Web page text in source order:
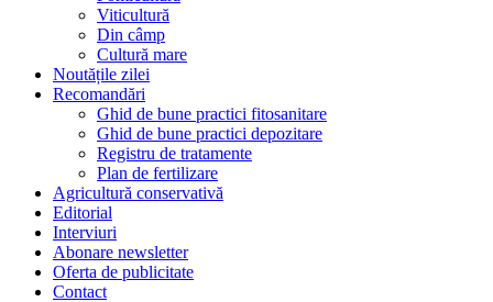
Viticultură
Din câmp
Cultură mare
Noutățile zilei
Recomandări
Ghid de bune practici fitosanitare
Ghid de bune practici depozitare
Registru de tratamente
Plan de fertilizare
Agricultură conservativă
Editorial
Interviuri
Abonare newsletter
Oferta de publicitate
Contact